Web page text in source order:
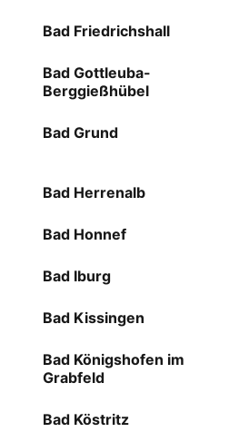
Bad Friedrichshall
Bad Gottleuba-
Berggießhübel
Bad Grund
Bad Herrenalb
Bad Honnef
Bad Iburg
Bad Kissingen
Bad Königshofen im
Grabfeld
Bad Köstritz